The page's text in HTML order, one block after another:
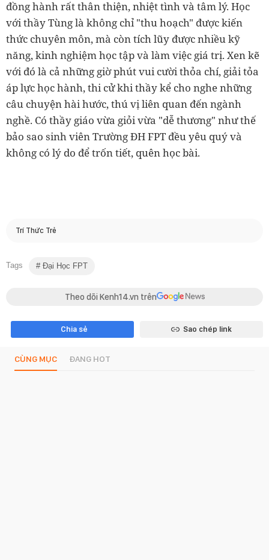
đồng hành rất thân thiện, nhiệt tình và tâm lý. Học
với thầy Tùng là không chỉ "thu hoạch" được kiến
thức chuyên môn, mà còn tích lũy được nhiều kỹ
năng, kinh nghiệm học tập và làm việc giá trị. Xen kẽ
với đó là cả những giờ phút vui cười thỏa chí, giải tỏa
áp lực học hành, thi cử khi thầy kể cho nghe những
câu chuyện hài hước, thú vị liên quan đến ngành
nghề. Có thầy giáo vừa giỏi vừa "dễ thương" như thế
bảo sao sinh viên Trường ĐH FPT đều yêu quý và
không có lý do để trốn tiết, quên học bài.
Trí Thức Trẻ
Tags Đại Học FPT
Theo dõi Kenh14.vn trên
Chia sẻ Sao chép link
CÙNG MỤC ĐANG HOT